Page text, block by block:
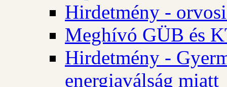
Hirdetmény -
Meghívó GÜB és
Hirdetmény -
energiaválság miatt